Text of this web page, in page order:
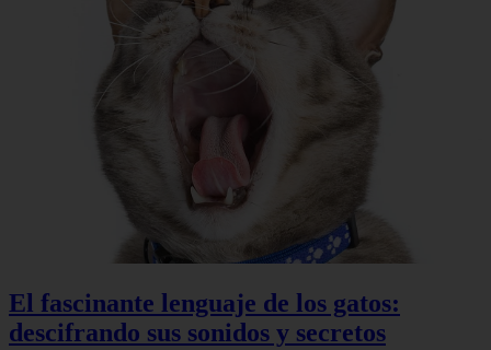
El fascinante lenguaje de los gatos:
descifrando sus sonidos y secretos